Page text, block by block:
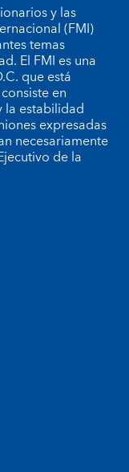
y las
(FMI)
temas
El FMI es una
que está
en
estabilidad
expresadas
necesariamente
de la